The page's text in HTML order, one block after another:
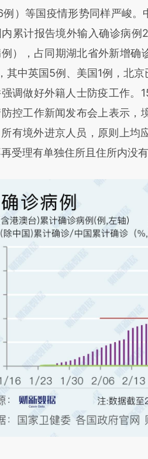
例）等国疫情形势同样严峻
累计报告境外输入确诊病
），占同期湖北省外新增确
其中英国5例、美国1例，北
调做好外籍人士防疫工作。
控工作新闻发布会上表示，
有境外进京人员，原则上均
受理有单独住所且住所内没